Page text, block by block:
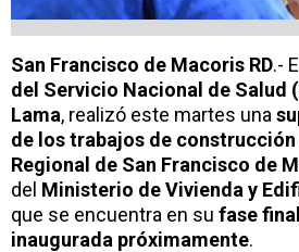
San Francisco de Macoris RD.-
del Servicio Nacional de Salud
Lama, realizó este martes una
de los trabajos de
Regional de San Francisco de
del Ministerio de Vivienda y
que se encuentra en su fase
inaugurada próximamente.